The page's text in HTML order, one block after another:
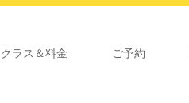
クラス＆料金 ご予約